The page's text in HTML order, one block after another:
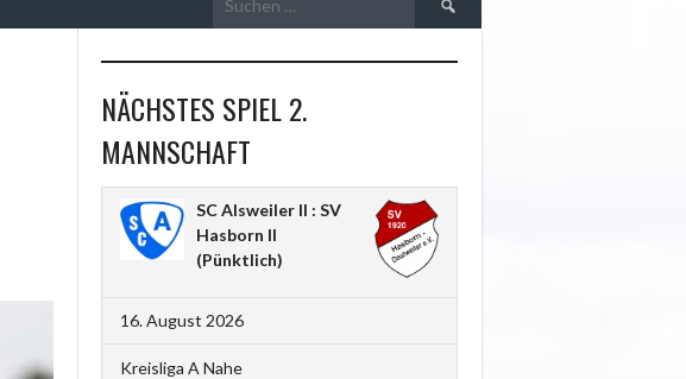
NÄCHSTES SPIEL 2.
MANNSCHAFT
SC Alsweiler II : SV
Hasborn II
(Pünktlich)
16. August 2026
Kreisliga A Nahe